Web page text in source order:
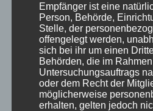
Besuch erledigt werden.
allerdings nochDachs
Empfänger ist eine
Person, Behörde,
Stelle, der
offengelegt werden,
sich bei ihr um einen
Behörden, die im
Untersuchungsauftrags
oder dem Recht der
möglicherweise
erhalten, gelten jedoch